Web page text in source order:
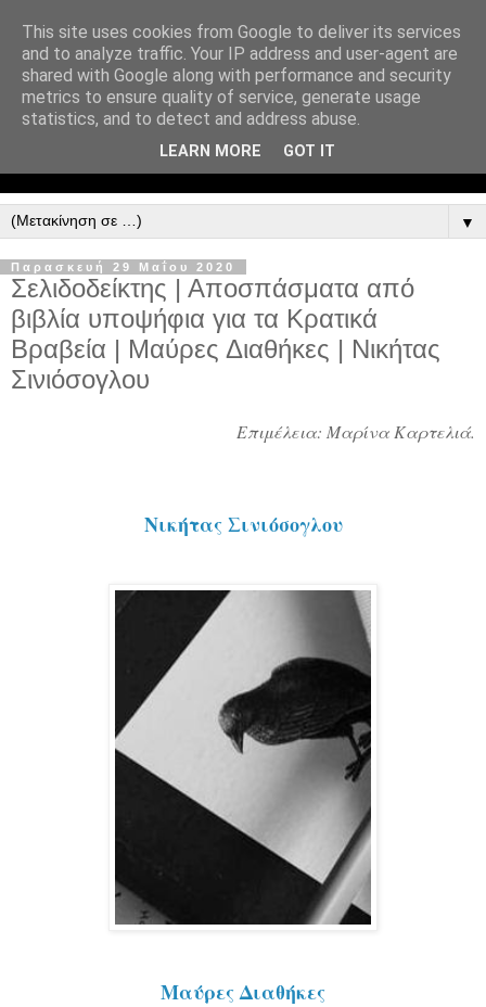
▼
Παρασκευή 29 Μαΐου 2020
Σελιδοδείκτης | Αποσπάσματα από
βιβλία υποψήφια για τα Κρατικά
Βραβεία | Μαύρες Διαθήκες | Νικήτας
Σινιόσογλου
Επιμέλεια: Μαρίνα Καρτελιά.
Νικήτας Σινιόσογλου
Μαύρες Διαθήκες
This site uses cookies from Google to deliver its services
and to analyze traffic. Your IP address and user-agent are
shared with Google along with performance and security
metrics to ensure quality of service, generate usage
statistics, and to detect and address abuse.
LEARN MORE GOT IT